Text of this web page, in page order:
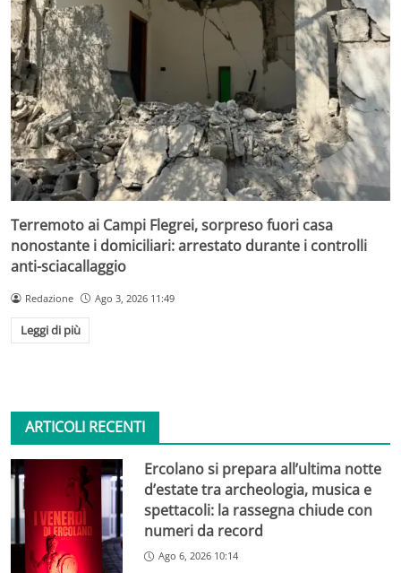
Terremoto ai Campi Flegrei, sorpreso fuori casa
nonostante i domiciliari: arrestato durante i controlli
anti-sciacallaggio
Redazione Ago 3, 2026 11:49
Leggi di più
ARTICOLI RECENTI
Ercolano si prepara all’ultima notte
d’estate tra archeologia, musica e
spettacoli: la rassegna chiude con
numeri da record
Ago 6, 2026 10:14